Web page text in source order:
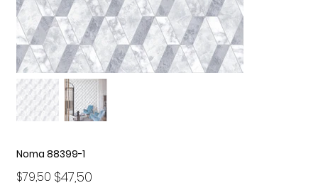
Noma 88399-1
Precio
original
$79,50
Precio
de
$47,50